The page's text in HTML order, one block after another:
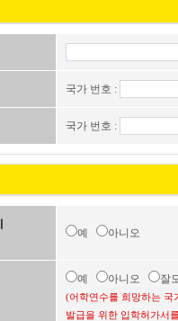
국가 번호 :
국가 번호 :
예 아니오
예 아니오 잘
(어학연수를 희망하는 국
발급을 위한 입학허가서